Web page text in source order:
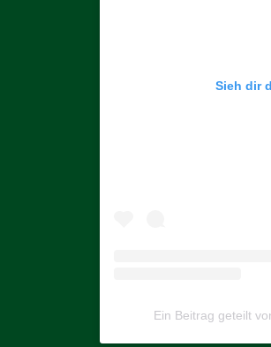
Sieh dir
Ein Beitrag geteilt